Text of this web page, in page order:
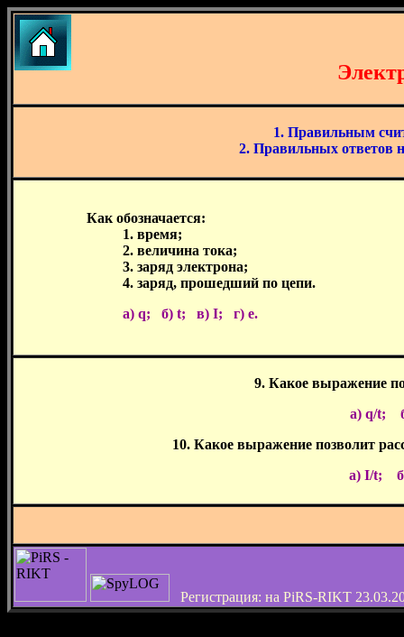
1. Правильным
2. Правильных ответов
Как обозначается:
1. время;
2. величина тока;
3. заряд электрона;
4. заряд, прошедший по цепи.
а) q; б) t; в) I; г) e.
9. Какое выражение
а) q/t;
10. Какое выражение позволит
а) I/t;
Регистрация: на PiRS-RIKT